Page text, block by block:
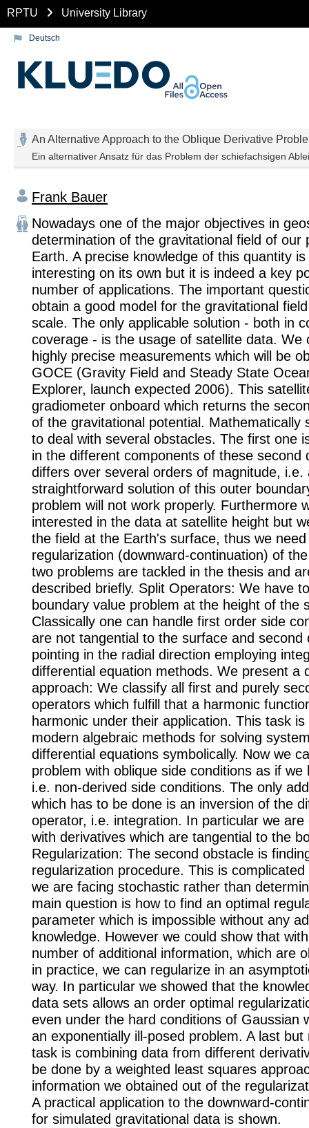
RPTU University Library
Deutsch
An Alternative Approach to the Oblique Derivative
Ein alternativer Ansatz für das Problem der schiefachsigen
Frank Bauer
Nowadays one of the major objectives in
determination of the gravitational field of our
Earth. A precise knowledge of this quantity
interesting on its own but it is indeed a key
number of applications. The important
obtain a good model for the gravitational
scale. The only applicable solution - both in
coverage - is the usage of satellite data. We
highly precise measurements which will be
GOCE (Gravity Field and Steady State
Explorer, launch expected 2006). This
gradiometer onboard which returns the
of the gravitational potential. Mathematically
to deal with several obstacles. The first one
in the different components of these second
differs over several orders of magnitude, i.e.
straightforward solution of this outer
problem will not work properly. Furthermore
interested in the data at satellite height but
the field at the Earth's surface, thus we need
regularization (downward-continuation) of
two problems are tackled in the thesis and
described briefly. Split Operators: We have
boundary value problem at the height of the
Classically one can handle first order side
are not tangential to the surface and second
pointing in the radial direction employing
differential equation methods. We present a
approach: We classify all first and purely
operators which fulfill that a harmonic
harmonic under their application. This task
modern algebraic methods for solving
differential equations symbolically. Now we
problem with oblique side conditions as if we
i.e. non-derived side conditions. The only
which has to be done is an inversion of the
operator, i.e. integration. In particular we are
with derivatives which are tangential to the
Regularization: The second obstacle is
regularization procedure. This is
we are facing stochastic rather than
main question is how to find an optimal
parameter which is impossible without any
knowledge. However we could show that
number of additional information, which are
in practice, we can regularize in an
way. In particular we showed that the
data sets allows an order optimal
even under the hard conditions of Gaussian
an exponentially ill-posed problem. A last but
task is combining data from different
be done by a weighted least squares
information we obtained out of the
A practical application to the downward-
for simulated gravitational data is shown.